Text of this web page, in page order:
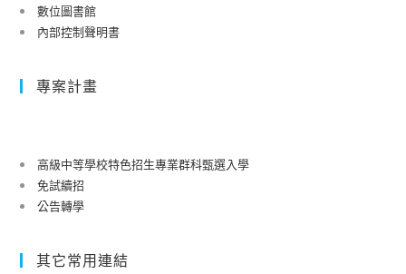
數位圖書館
內部控制聲明書
專案計畫
高級中等學校特色招生專業群科甄選入學
免試續招
公告轉學
其它常用連結